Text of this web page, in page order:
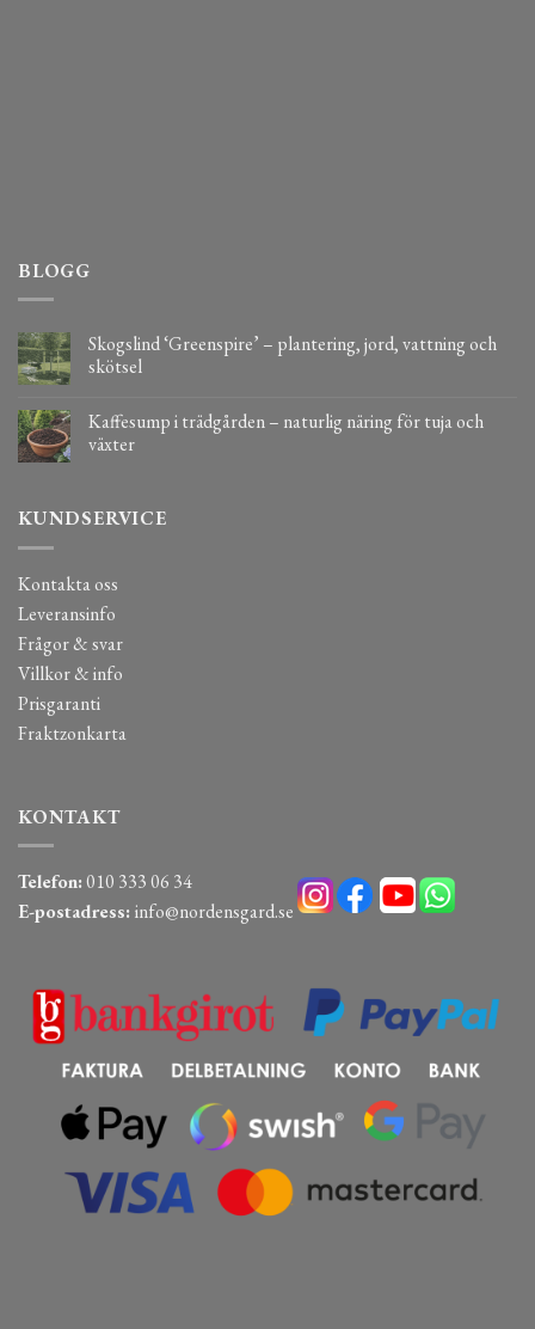
BLOGG
Skogslind ‘Greenspire’ – plantering, jord, vattning och
skötsel
Kaffesump i trädgården – naturlig näring för tuja och
växter
KUNDSERVICE
Kontakta oss
Leveransinfo
Frågor & svar
Villkor & info
Prisgaranti
Fraktzonkarta
KONTAKT
Telefon:010 333 06 34
E-postadress: info@nordensgard.se